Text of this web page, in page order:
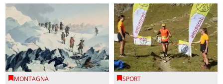
MONTAGNA SPORT